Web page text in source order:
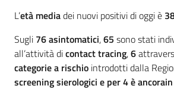
L’età mediadei nuovi positivi di oggi è
Sugli 76asintomatici,65 sono stati
all’attività dicontact tracing,6
categorie a rischio introdotti dalla
screening sierologici e per4è ancora